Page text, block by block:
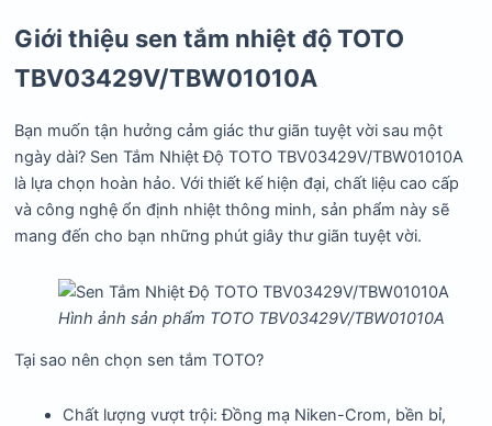
Giới thiệu sen tắm nhiệt độ TOTO
TBV03429V/TBW01010A
Bạn muốn tận hưởng cảm giác thư giãn tuyệt vời sau một
ngày dài? Sen Tắm Nhiệt Độ TOTO TBV03429V/TBW01010A
là lựa chọn hoàn hảo. Với thiết kế hiện đại, chất liệu cao cấp
và công nghệ ổn định nhiệt thông minh, sản phẩm này sẽ
mang đến cho bạn những phút giây thư giãn tuyệt vời.
Hình ảnh sản phẩm TOTO TBV03429V/TBW01010A
Tại sao nên chọn sen tắm TOTO?
Chất lượng vượt trội: Đồng mạ Niken-Crom, bền bỉ,